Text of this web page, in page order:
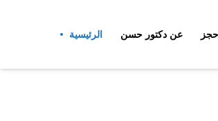
الرئيسية عن دكتور حسن